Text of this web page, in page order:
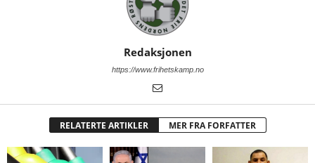
Redaksjonen
https://www.frihetskamp.no
RELATERTE ARTIKLER MER FRA FORFATTER